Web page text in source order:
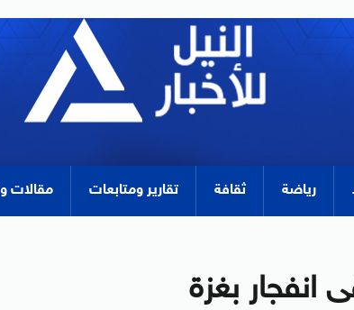
رياضة ثقافة تقارير ومتابعات مقالات
بغزة